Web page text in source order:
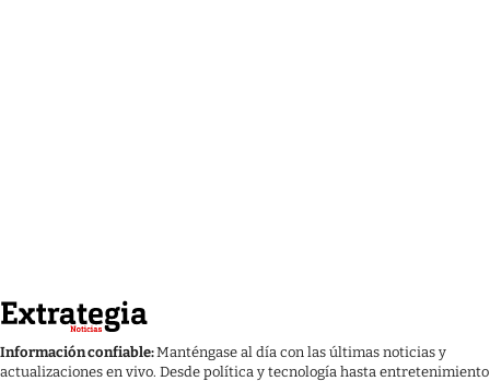
Información confiable:Manténgase al día con las últimas noticias y
actualizaciones en vivo. Desde política y tecnología hasta entretenimiento